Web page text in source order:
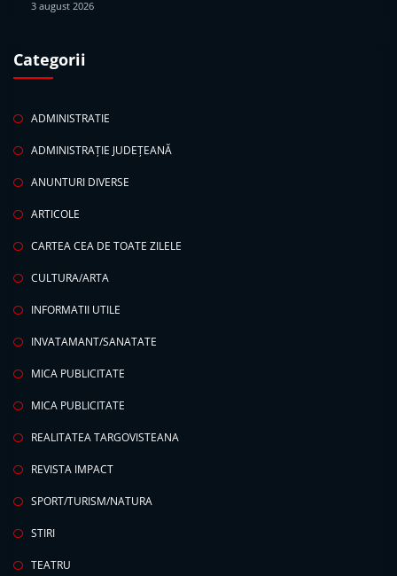
3 august 2026
Categorii
ADMINISTRATIE
ADMINISTRAȚIE JUDEȚEANĂ
ANUNTURI DIVERSE
ARTICOLE
CARTEA CEA DE TOATE ZILELE
CULTURA/ARTA
INFORMATII UTILE
INVATAMANT/SANATATE
MICA PUBLICITATE
MICA PUBLICITATE
REALITATEA TARGOVISTEANA
REVISTA IMPACT
SPORT/TURISM/NATURA
STIRI
TEATRU